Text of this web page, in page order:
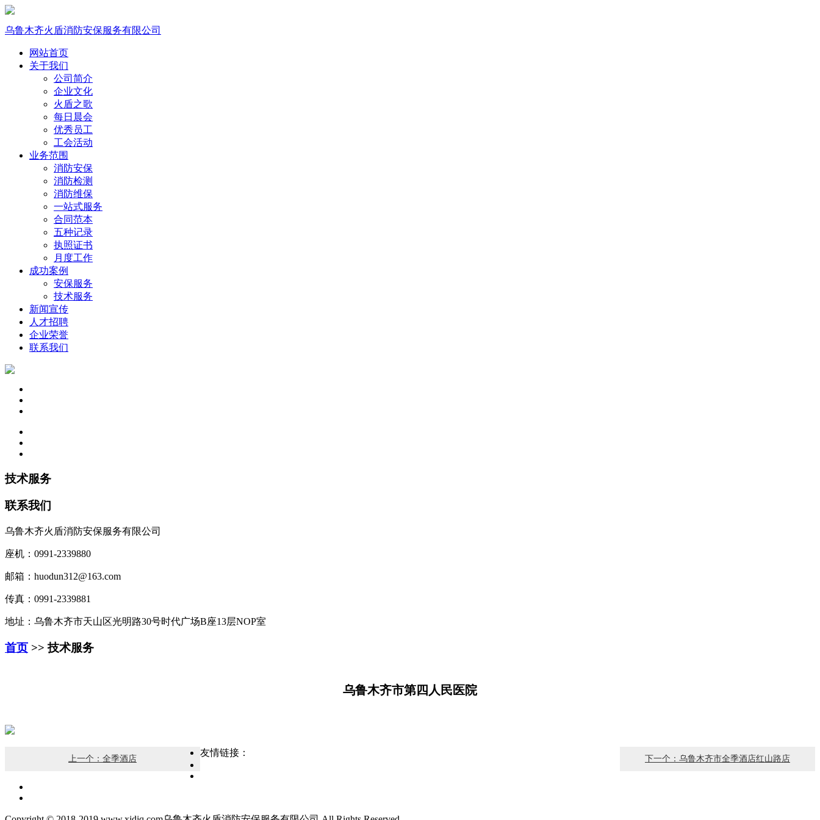
乌鲁木齐火盾消防安保服务有限公司
网站首页
关于我们
公司简介
企业文化
火盾之歌
每日晨会
优秀员工
工会活动
业务范围
消防安保
消防检测
消防维保
一站式服务
合同范本
五种记录
执照证书
月度工作
成功案例
安保服务
技术服务
新闻宣传
人才招聘
企业荣誉
联系我们
技术服务
联系我们
乌鲁木齐火盾消防安保服务有限公司
座机：0991-2339880
邮箱：huodun312@163.com
传真：0991-2339881
地址：乌鲁木齐市天山区光明路30号时代广场B座13层NOP室
首页 >> 技术服务
乌鲁木齐市第四人民医院
上一个：全季酒店 下一个：乌鲁木齐市全季酒店红山路店
友情链接：